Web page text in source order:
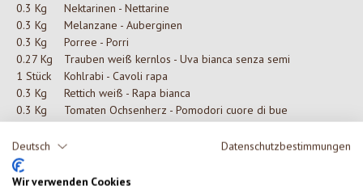
Deutsch Datenschutzbestimmungen
Wir verwenden Cookies
0.3 Kg
Nektarinen - Nettarine
0.3 Kg
Melanzane - Auberginen
0.3 Kg
Porree - Porri
0.27 Kg
Trauben weiß kernlos - Uva bianca senza semi
1 Stück
Kohlrabi - Cavoli rapa
0.3 Kg
Rettich weiß - Rapa bianca
0.3 Kg
Tomaten Ochsenherz - Pomodori cuore di bue
0 von 0 Bewertungen